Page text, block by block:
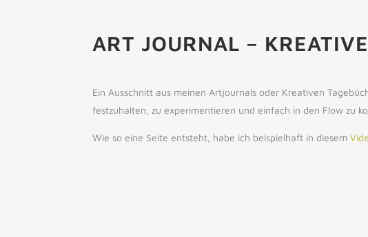
ART JOURNAL –
Ein Ausschnitt aus meinen Artjournals oder Kreativen
festzuhalten, zu experimentieren und einfach in den Flow zu
Wie so eine Seite entsteht, habe ich beispielhaft in diesem